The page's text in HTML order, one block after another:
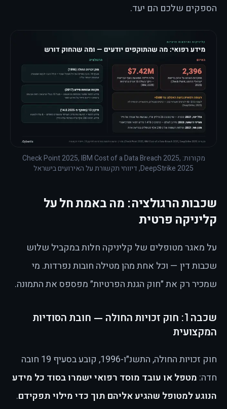
הספקים שלכם הם יעד.
מקורות: Check Point 2025, IBM Cost of a Data Breach 2025,
DeepStrike 2025, דיווחי תקשורת על האירועים בישראל
שכבות הרגולציה: מה באמת חל על
קליניקה פרטית
על מאגר מטופלים של קליניקה חלות במקביל שלוש
שכבות דין — וכל אחת מהן מטילה חובות נפרדות. מי
שמכיר רק את ״חוק הגנת הפרטיות״ מפספס את התמונה.
שכבה 1: חוק זכויות החולה — חובת הסודיות
המקצועית
חוק זכויות החולה, התשנ״ו-1996, קובע בסעיף 19 חובה
חדה: מטפל או עובד מוסד רפואי ישמרו בסוד כל מידע
הנוגע למטופל שהגיע אליהם תוך כדי מילוי תפקידם.